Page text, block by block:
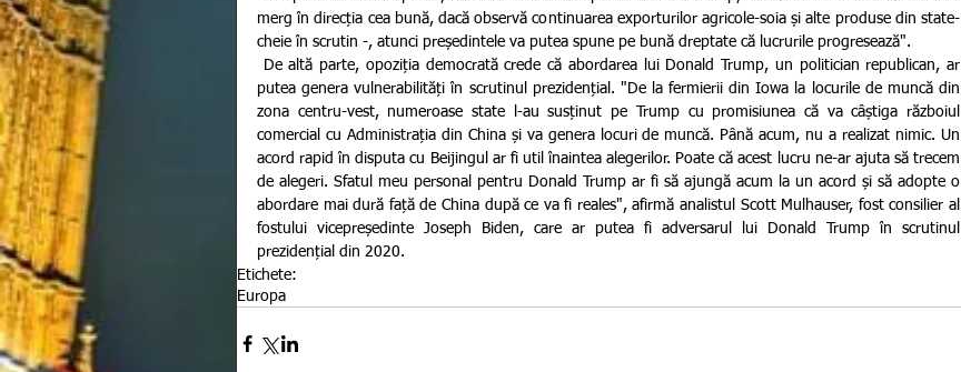
merg în direcția cea bună, dacă observă continuarea exporturilor agricole-soia și alte produse din state-
cheie în scrutin -, atunci președintele va putea spune pe bună dreptate că lucrurile progresează".
putea genera vulnerabilități în scrutinul prezidențial. "De la fermierii din Iowa la locurile de muncă din
zona centru-vest, numeroase state l-au susținut pe Trump cu promisiunea că va câștiga războiul
comercial cu Administrația din China și va genera locuri de muncă. Până acum, nu a realizat nimic. Un
acord rapid în disputa cu Beijingul ar fi util înaintea alegerilor. Poate că acest lucru ne-ar ajuta să trecem
de alegeri. Sfatul meu personal pentru Donald Trump ar fi să ajungă acum la un acord și să adopte o
abordare mai dură față de China după ce va fi reales", afirmă analistul Scott Mulhauser, fost consilier al
fostului vicepreședinte Joseph Biden, care ar putea fi adversarul lui Donald Trump în scrutinul
prezidențial din 2020.
Etichete:
Europa